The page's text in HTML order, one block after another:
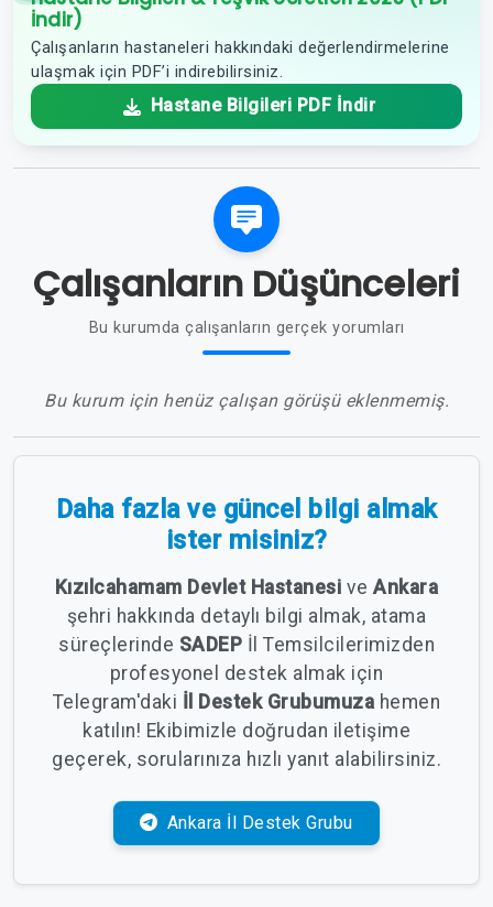
İndir)
Çalışanların hastaneleri hakkındaki değerlendirmelerine
ulaşmak için PDF’i indirebilirsiniz.
Hastane Bilgileri PDF İndir
Çalışanların Düşünceleri
Bu kurumda çalışanların gerçek yorumları
Bu kurum için henüz çalışan görüşü eklenmemiş.
Daha fazla ve güncel bilgi almak
ister misiniz?
Kızılcahamam Devlet Hastanesi veAnkara
şehri hakkında detaylı bilgi almak, atama
süreçlerinde SADEP İl Temsilcilerimizden
profesyonel destek almak için
Telegram'daki İl Destek Grubumuza hemen
katılın! Ekibimizle doğrudan iletişime
geçerek, sorularınıza hızlı yanıt alabilirsiniz.
Ankara İl Destek Grubu